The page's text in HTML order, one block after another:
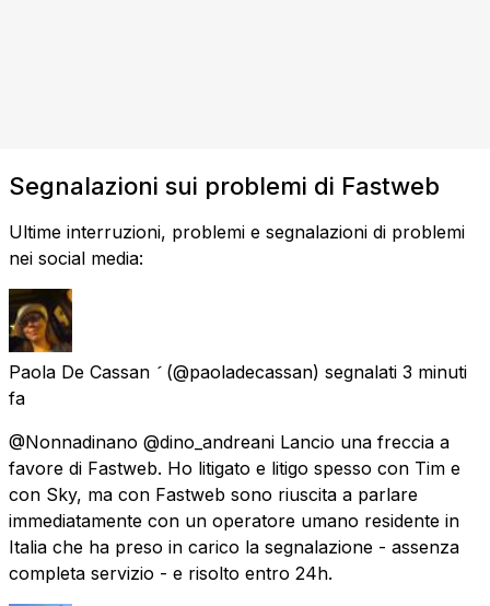
Segnalazioni sui problemi di Fastweb
Ultime interruzioni, problemi e segnalazioni di problemi
nei social media:
Paola De Cassan  (@paoladecassan) segnalati 3 minuti
fa
@Nonnadinano @dino_andreani Lancio una freccia a
favore di Fastweb. Ho litigato e litigo spesso con Tim e
con Sky, ma con Fastweb sono riuscita a parlare
immediatamente con un operatore umano residente in
Italia che ha preso in carico la segnalazione - assenza
completa servizio - e risolto entro 24h.